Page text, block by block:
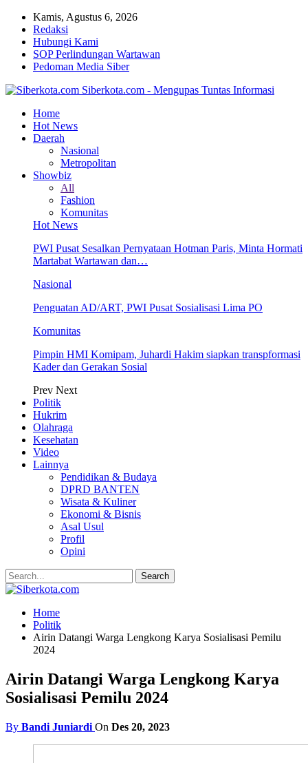
Kamis, Agustus 6, 2026
Redaksi
Hubungi Kami
SOP Perlindungan Wartawan
Pedoman Media Siber
Siberkota.com - Mengupas Tuntas Informasi
Home
Hot News
Daerah
Nasional
Metropolitan
Showbiz
All
Fashion
Komunitas
Hot News
PWI Pusat Sesalkan Pernyataan Hotman Paris, Minta Hormati
Martabat Wartawan dan…
Nasional
Penguatan AD/ART, PWI Pusat Sosialisasi Lima PO
Komunitas
Pimpin HMI Komipam, Juhardi Hakim siapkan transpformasi
Kader dan Gerakan Sosial
Prev Next
Politik
Hukrim
Olahraga
Kesehatan
Video
Lainnya
Pendidikan & Budaya
DPRD BANTEN
Wisata & Kuliner
Ekonomi & Bisnis
Asal Usul
Profil
Opini
Home
Politik
Airin Datangi Warga Lengkong Karya Sosialisasi Pemilu
2024
Airin Datangi Warga Lengkong Karya
Sosialisasi Pemilu 2024
By Bandi Juniardi On Des 20, 2023